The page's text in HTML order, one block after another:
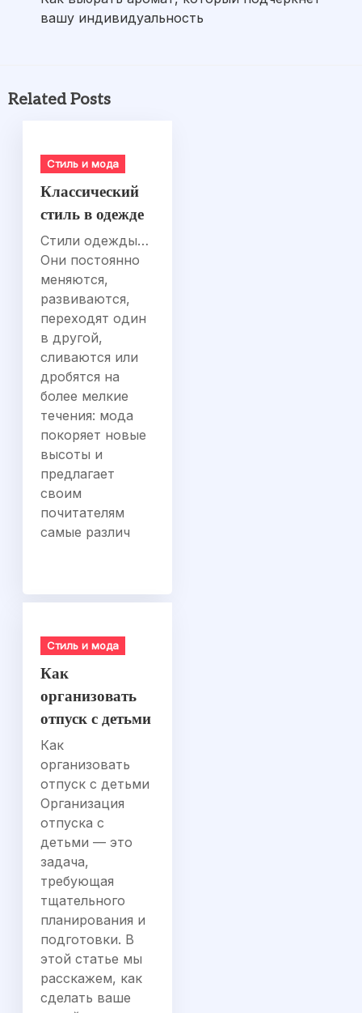
вашу индивидуальность
Related Posts
Стиль и мода
Классический
стиль в одежде
Стили одежды…
Они постоянно
меняются,
развиваются,
переходят один
в другой,
сливаются или
дробятся на
более мелкие
течения: мода
покоряет новые
высоты и
предлагает
своим
почитателям
самые различ
Стиль и мода
Как
организовать
отпуск с детьми
Как
организовать
отпуск с детьми
Организация
отпуска с
детьми — это
задача,
требующая
тщательного
планирования и
подготовки. В
этой статье мы
расскажем, как
сделать ваше